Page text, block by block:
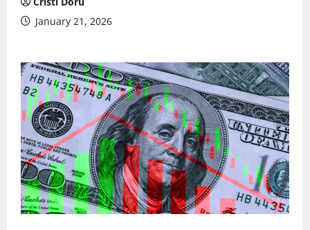
January 21, 2026